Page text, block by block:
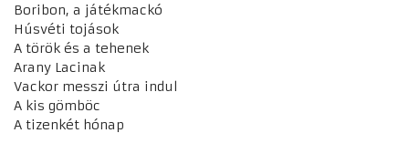
Boribon, a játékmackó
Húsvéti tojások
A török és a tehenek
Arany Lacinak
Vackor messzi útra indul
A kis gömböc
A tizenkét hónap